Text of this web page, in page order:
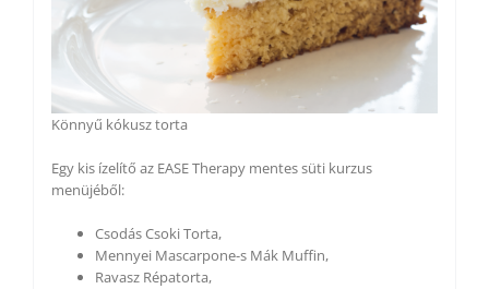
Könnyű kókusz torta
Egy kis ízelítő az EASE Therapy mentes süti kurzus
menüjéből:
Csodás Csoki Torta,
Mennyei Mascarpone-s Mák Muffin,
Ravasz Répatorta,